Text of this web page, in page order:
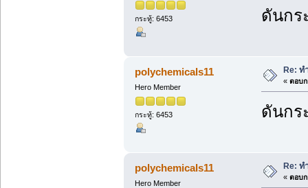
กระทู้: 6453 ดันกร
polychemicals11
Hero Member
กระทู้: 6453
Re: ท
« ตอบก
ดันกร
polychemicals11
Hero Member
Re: ท
« ตอบก